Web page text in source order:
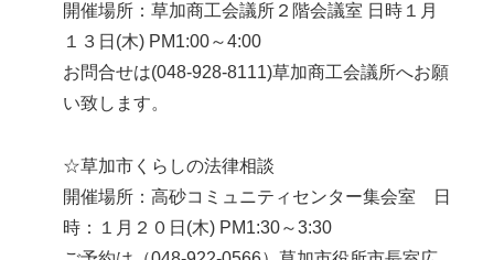
開催場所：草加商工会議所２階会議室 日時１月
１３日(木) PM1:00～4:00
お問合せは(048-928-8111)草加商工会議所へお願
い致します。
☆草加市くらしの法律相談
開催場所：高砂コミュニティセンター集会室 日
時：１月２０日(木) PM1:30～3:30